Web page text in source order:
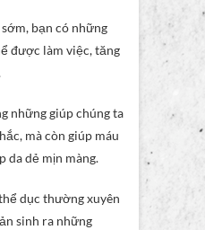
bạn có những
được làm việc, tăng
những giúp chúng ta
mà còn giúp máu
da dẻ mịn màng.
dục thường xuyên
sinh ra những